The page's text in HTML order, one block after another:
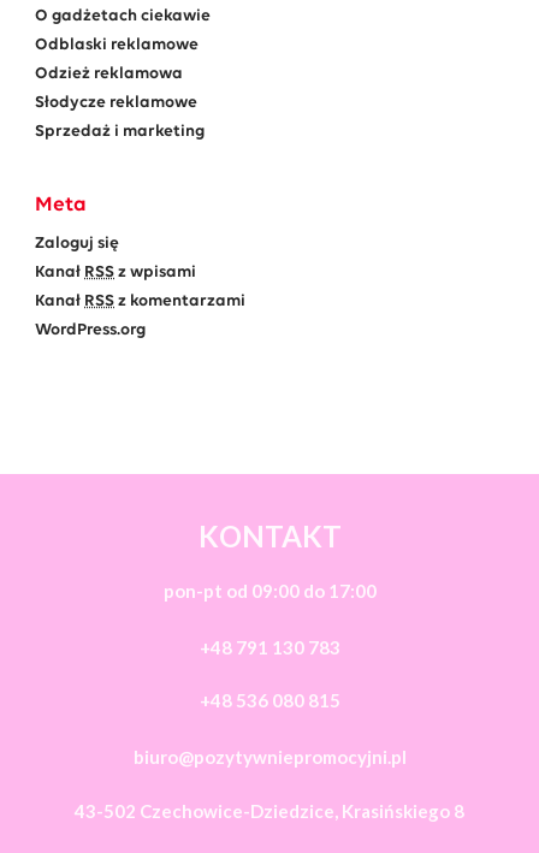
O gadżetach ciekawie
Odblaski reklamowe
Odzież reklamowa
Słodycze reklamowe
Sprzedaż i marketing
Meta
Zaloguj się
Kanał RSS z wpisami
Kanał RSS z komentarzami
WordPress.org
KONTAKT
pon-pt od 09:00 do 17:00
+48 791 130 783
+48 536 080 815
biuro@pozytywniepromocyjni.pl
43-502 Czechowice-Dziedzice, Krasińskiego 8